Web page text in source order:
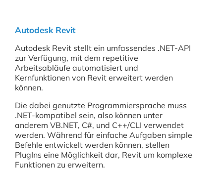
Autodesk Revit
Autodesk Revit stellt ein umfassendes .NET-API
zur Verfügung, mit dem repetitive
Arbeitsabläufe automatisiert und
Kernfunktionen von Revit erweitert werden
können.
Die dabei genutzte Programmiersprache muss
.NET-kompatibel sein, also können unter
anderem VB.NET, C#, und C++/CLI verwendet
werden. Während für einfache Aufgaben simple
Befehle entwickelt werden können, stellen
PlugIns eine Möglichkeit dar, Revit um komplexe
Funktionen zu erweitern.